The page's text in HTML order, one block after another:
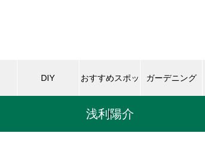
DIY おすすめスポッ
ト
ガーデニング
浅利陽介